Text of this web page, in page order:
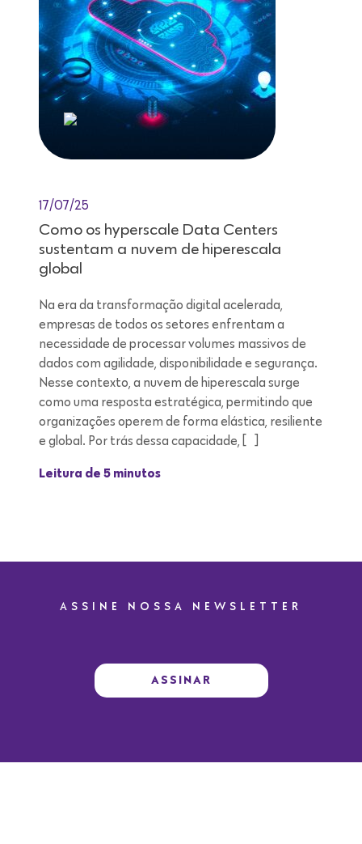
17/07/25
Como os hyperscale Data Centers
sustentam a nuvem de hiperescala
global
Na era da transformação digital acelerada,
empresas de todos os setores enfrentam a
necessidade de processar volumes massivos de
dados com agilidade, disponibilidade e segurança.
Nesse contexto, a nuvem de hiperescala surge
como uma resposta estratégica, permitindo que
organizações operem de forma elástica, resiliente
e global. Por trás dessa capacidade, […]
Leitura de 5 minutos
ASSINE NOSSA NEWSLETTER
ASSINAR